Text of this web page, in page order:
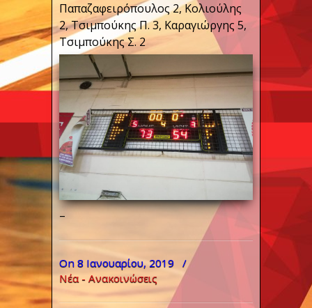
Παπαζαφειρόπουλος 2, Κολιούλης
2, Τσιμπούκης Π. 3, Καραγιώργης 5,
Τσιμπούκης Σ. 2
–
On 8 Ιανουαρίου, 2019 /
Νέα - Ανακοινώσεις